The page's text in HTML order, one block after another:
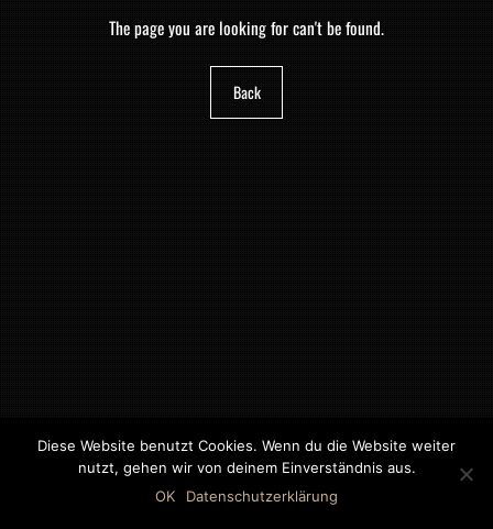
The page you are looking for can't be found.
Back
©2018 MWB – MOTORWAGEN BERNAU GMBH
Diese Website benutzt Cookies. Wenn du die Website weiter
nutzt, gehen wir von deinem Einverständnis aus.
OK
Datenschutzerklärung